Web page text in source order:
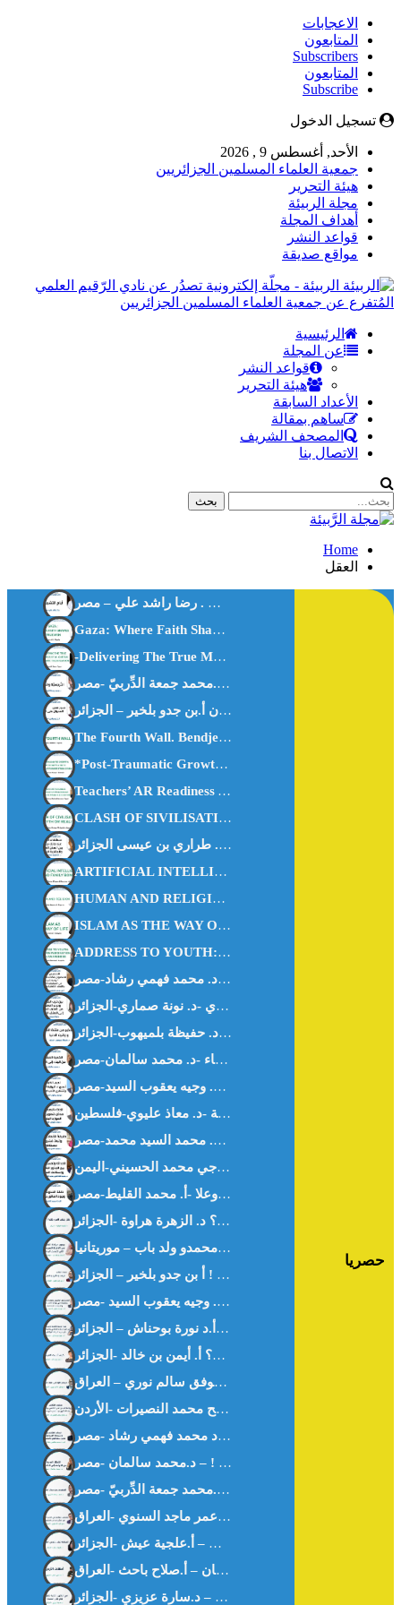
الاعجابات
المتابعون
Subscribers
المتابعون
Subscribe
تسجيل الدخول
الأحد, أغسطس 9 , 2026
جمعية العلماء المسلمين الجزائريين
هيئة التحرير
مجلة الربيئة
أهداف المجلة
قواعد النشر
مواقع صديقة
الربيئة - مجلّة إلكترونية تصدُر عن نادي الرّقيم العلمي
المُتفرع عن جمعية العلماء المسلمين الجزائريين
الرئيسية
عن المجلة
قواعد النشر
هيئة التحرير
الأعداد السابقة
ساهم بمقالة
المصحف الشريف
الاتصال بنا
Home
العقل
حصريا
Gaza: Where Faith Shapes True Men.Anes Stiti-Algeria-
-Delivering The True Meanings Of Al Qur’ān, An Islamic TheorizationDr. Doaa M Deep-Egypt
The Fourth Wall. Bendjedou.belkheir -algeria-
*Post-Traumatic Growth: How Today’s Youth Can Rise Stronge
Teachers’ AR Readiness AR Integration In Science AR Readiness In Primary Education.-Dr. Mohamed Fahmy Rashad.Egypt.
CLASH OF SIVILISATIONS MYTH OR REALITY – Abu Hisham Al-Idrisi- Algeria
ARTIFICIAL INTELLIGENCE AND FAMILY BONDS -DR. KHEIRA M’HAMEDI BOUZINA-ALGERIA-
HUMAN AND RELIGION -DR. ZAHIA HAOUICHI-ALGERIA-
ISLAM AS THE WAY OF LIFE -Ms. WISSAL HANOUF-MALAYSIA
ADDRESS TO YOUTH: BETWEEN FASCINATION AND AWARENESS – DR. NOUNA.SAMMARI-ALGERIA